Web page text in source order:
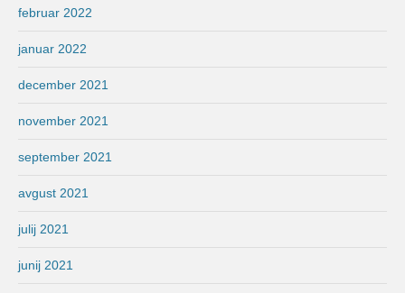
februar 2022
januar 2022
december 2021
november 2021
september 2021
avgust 2021
julij 2021
junij 2021